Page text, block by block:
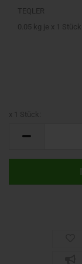
TEQLER
0.05 kg je x 1 Stück
x 1 Stück: